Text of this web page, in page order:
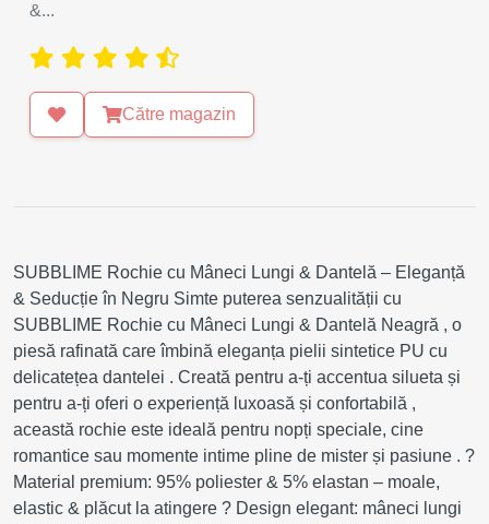
&...
Către magazin
SUBBLIME Rochie cu Mâneci Lungi & Dantelă – Eleganță
& Seducție în Negru Simte puterea senzualității cu
SUBBLIME Rochie cu Mâneci Lungi & Dantelă Neagră , o
piesă rafinată care îmbină eleganța pielii sintetice PU cu
delicatețea dantelei . Creată pentru a-ți accentua silueta și
pentru a-ți oferi o experiență luxoasă și confortabilă ,
această rochie este ideală pentru nopți speciale, cine
romantice sau momente intime pline de mister și pasiune . ?
Material premium: 95% poliester & 5% elastan – moale,
elastic & plăcut la atingere ? Design elegant: mâneci lungi